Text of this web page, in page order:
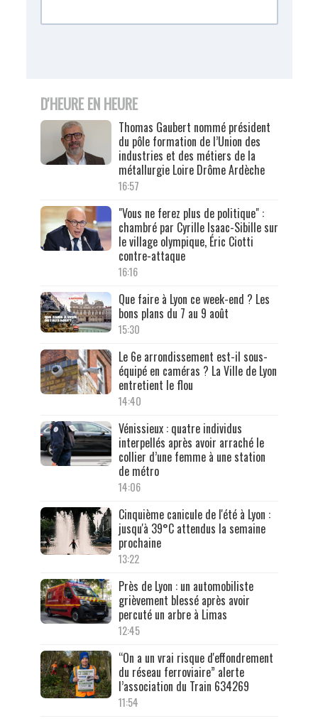
D'HEURE EN HEURE
Thomas Gaubert nommé président
du pôle formation de l’Union des
industries et des métiers de la
métallurgie Loire Drôme Ardèche
16:57
"Vous ne ferez plus de politique" :
chambré par Cyrille Isaac-Sibille sur
le village olympique, Éric Ciotti
contre-attaque
16:16
Que faire à Lyon ce week-end ? Les
bons plans du 7 au 9 août
15:30
Le 6e arrondissement est-il sous-
équipé en caméras ? La Ville de Lyon
entretient le flou
14:40
Vénissieux : quatre individus
interpellés après avoir arraché le
collier d’une femme à une station
de métro
14:06
Cinquième canicule de l'été à Lyon :
jusqu'à 39°C attendus la semaine
prochaine
13:22
Près de Lyon : un automobiliste
grièvement blessé après avoir
percuté un arbre à Limas
12:45
“On a un vrai risque d'effondrement
du réseau ferroviaire” alerte
l’association du Train 634269
11:54